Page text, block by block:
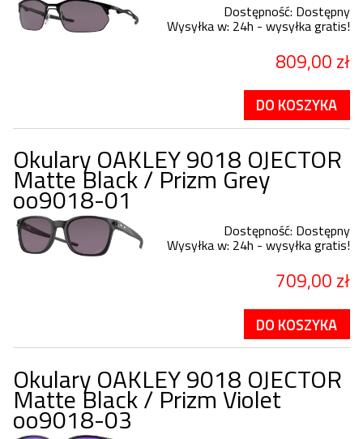
Dostępność: Dostępny
Wysyłka w: 24h - wysyłka gratis!
809,00 zł
DO KOSZYKA
Okulary OAKLEY 9018 OJECTOR
Matte Black / Prizm Grey
oo9018-01
Dostępność: Dostępny
Wysyłka w: 24h - wysyłka gratis!
709,00 zł
DO KOSZYKA
Okulary OAKLEY 9018 OJECTOR
Matte Black / Prizm Violet
oo9018-03